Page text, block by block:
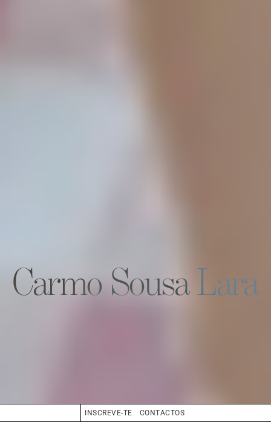
Carmo Sousa Lara
INSCREVE-TE CONTACTOS